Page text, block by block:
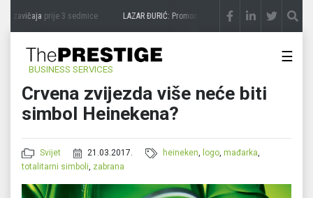
zavičajaprije 3 sedmice LAZAR ĐURIĆ: Promocija potencijal pretvara u destinaciju
BUSINESS SERVICES
☰
Crvena zvijezda više neće biti
simbol Heinekena?
Svijet 21.03.2017. heineken, logo,mađarka,
totalitarni simboli, zabrana